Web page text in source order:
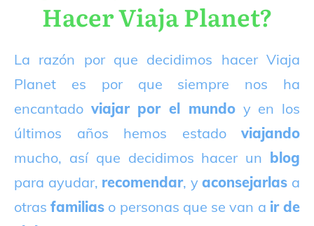
Hacer Viaja Planet?
La razón por que decidimos hacer Viaja
Planet es por que siempre nos ha
encantado viajar por el mundoy en los
últimos años hemos estado viajando
mucho, así que decidimos hacer un blog
para ayudar, recomendar, yaconsejarlas a
otrasfamilias o personas que se van a ir de